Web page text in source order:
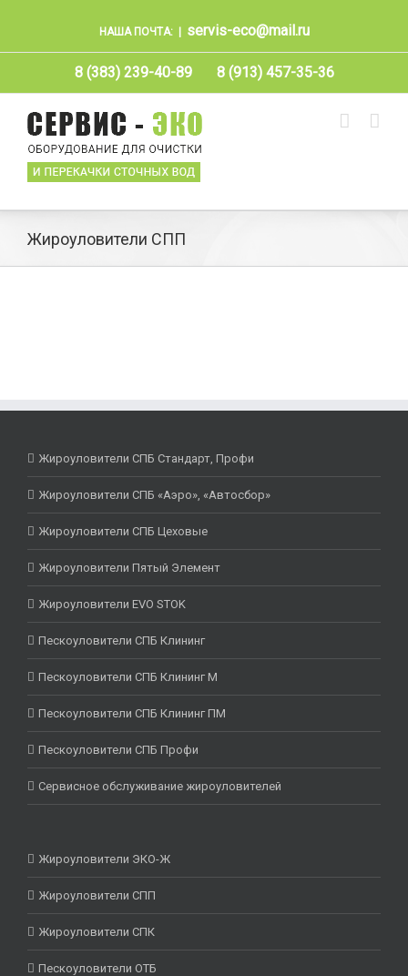
НАША ПОЧТА: servis-eco@mail.ru
8 (383) 239-40-89 8 (913) 457-35-36
Жироуловители СПП
Жироуловители СПБ Стандарт, Профи
Жироуловители СПБ «Аэро», «Автосбор»
Жироуловители СПБ Цеховые
Жироуловители Пятый Элемент
Жироуловители EVO STOK
Пескоуловители СПБ Клининг
Пескоуловители СПБ Клининг М
Пескоуловители СПБ Клининг ПМ
Пескоуловители СПБ Профи
Сервисное обслуживание жироуловителей
Жироуловители ЭКО-Ж
Жироуловители СПП
Жироуловители СПК
Пескоуловители ОТБ